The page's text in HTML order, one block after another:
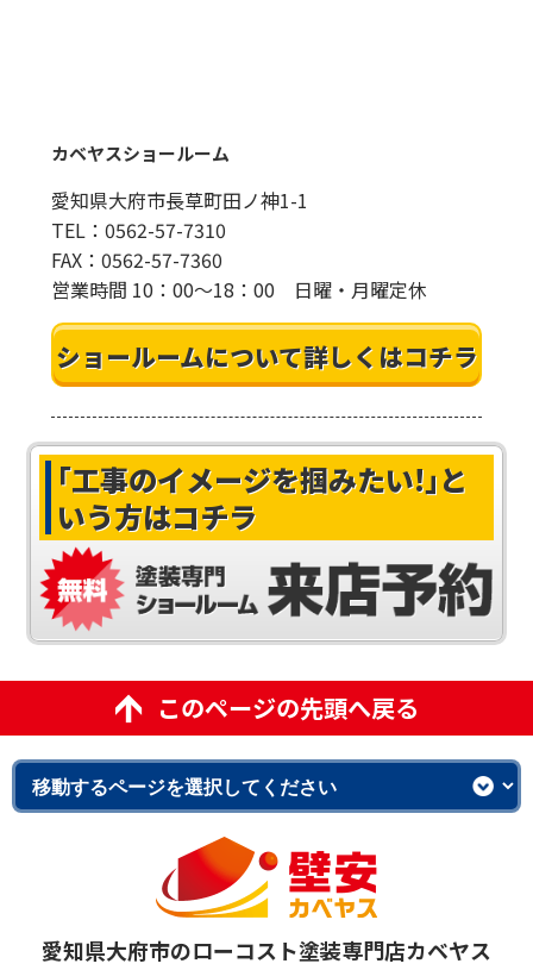
カベヤスショールーム
愛知県大府市長草町田ノ神1-1
TEL：0562-57-7310
FAX：0562-57-7360
営業時間 10：00～18：00 日曜・月曜定休
ショールームについて詳しくはコチラ
｢工事のイメージを掴みたい!｣と
いう方はコチラ
このページの先頭へ戻る
愛知県大府市のローコスト塗装専門店カベヤス